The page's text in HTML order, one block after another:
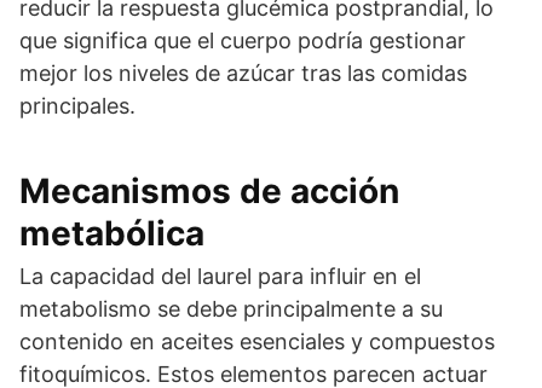
reducir la respuesta glucémica postprandial, lo
que significa que el cuerpo podría gestionar
mejor los niveles de azúcar tras las comidas
principales.
Mecanismos de acción
metabólica
La capacidad del laurel para influir en el
metabolismo se debe principalmente a su
contenido en aceites esenciales y compuestos
fitoquímicos. Estos elementos parecen actuar